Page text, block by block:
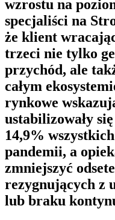
wzrostu na
specjaliści na
że klient
trzeci nie tylko
przychód, ale
całym
rynkowe
ustabilizowały
14,9%
pandemii, a
zmniejszyć
rezygnujących z
lub braku